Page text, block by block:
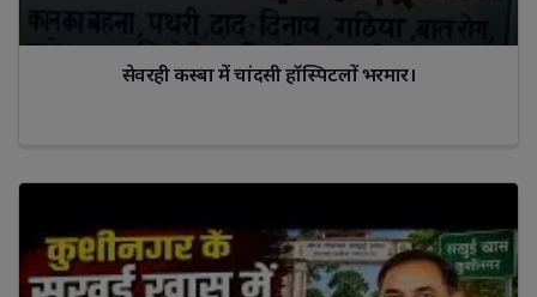
सेवरही कस्बा में चांदसी हॉस्पिटलों भरमार।